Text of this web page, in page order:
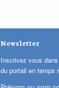
Newsletter
Inscrivez vous
du portail en temps